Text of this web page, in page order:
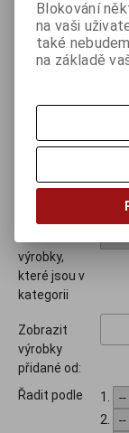
obsahující
varianty
slova
Omezení
sloupcích
výrobky,
které jsou v
kategorii
Zobrazit
výrobky
přidané od:
Řadit podle
1.
2.
Blokování
na vaši
také
na základě